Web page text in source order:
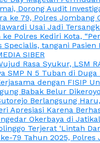
Dorong Audit
ke 79, Polres Jombang
Usai Jadi
Polres Kediri Kota,
tangani
SIBER
Rasa Syukur, LSM
SMP N 5 Tuban di Duga
dengan FISIP
Babak Belur
Berlangsung
Apresiasi Karena
Okerbaya di
Terjerat ‘Lintah
79 Tahun 2025,